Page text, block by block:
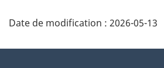
é
Date de modification : 2026-05-13